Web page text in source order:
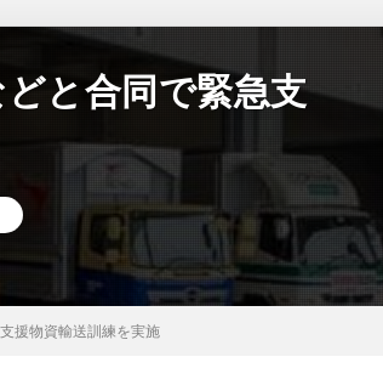
と合同で緊急支
援物資輸送訓練を実施